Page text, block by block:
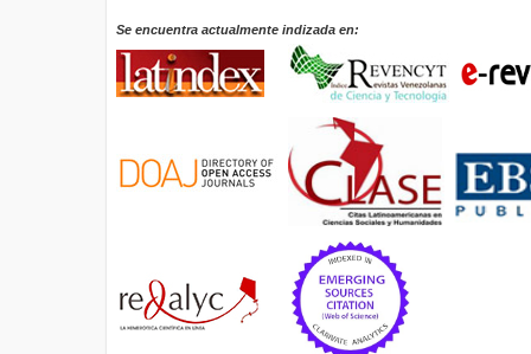
Se encuentra actualmente indizada en: